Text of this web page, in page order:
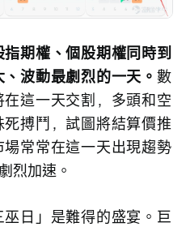
期權、個股期權同時到
波動最劇烈的一天。 數
這一天交割，多頭和空
搏鬥，試圖將結算價推
常常在這一天出現趨勢
烈加速。
日」是難得的盛宴。巨